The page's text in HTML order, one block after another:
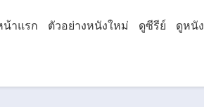
าแรก ตัวอย่างหนังใหม่ ดูซีรีย์ ดูหนัง